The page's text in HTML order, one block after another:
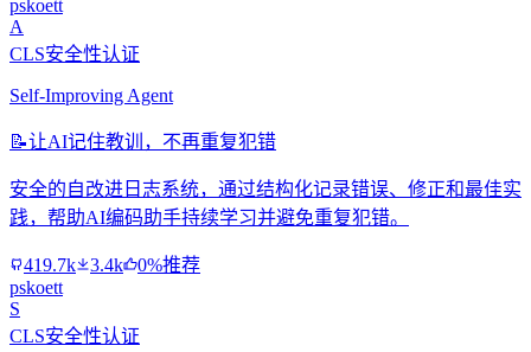
pskoett
A
CLS安全性认证
Self-Improving Agent
📝让AI记住教训，不再重复犯错
安全的自改进日志系统，通过结构化记录错误、修正和最佳实
践，帮助AI编码助手持续学习并避免重复犯错。
419.7k 3.4k
0%推荐
pskoett
S
CLS安全性认证